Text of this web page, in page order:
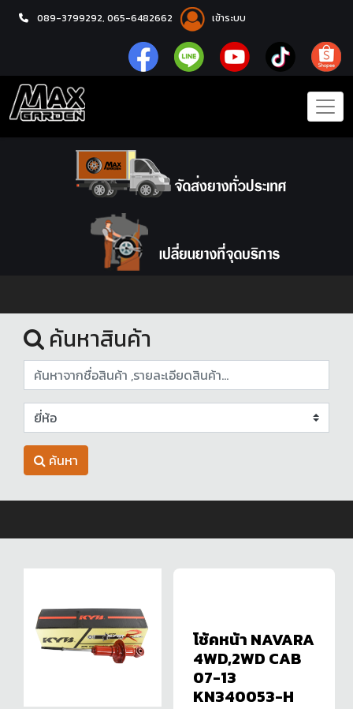
089-3799292, 065-6482662 เข้าระบบ
หน้าแรก
ค้นหาสินค้า
ค้นหา
โช้คหน้า NAVARA
4WD,2WD CAB
07-13
KN340053-H